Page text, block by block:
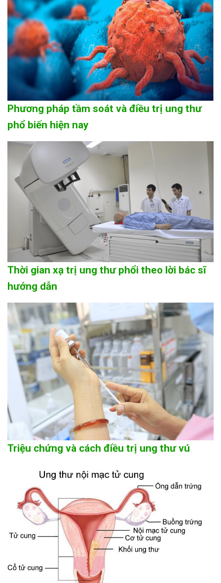
Phương pháp tầm soát và điều trị ung thư
phổ biến hiện nay
Thời gian xạ trị ung thư phổi theo lời bác sĩ
hướng dẫn
Triệu chứng và cách điều trị ung thư vú